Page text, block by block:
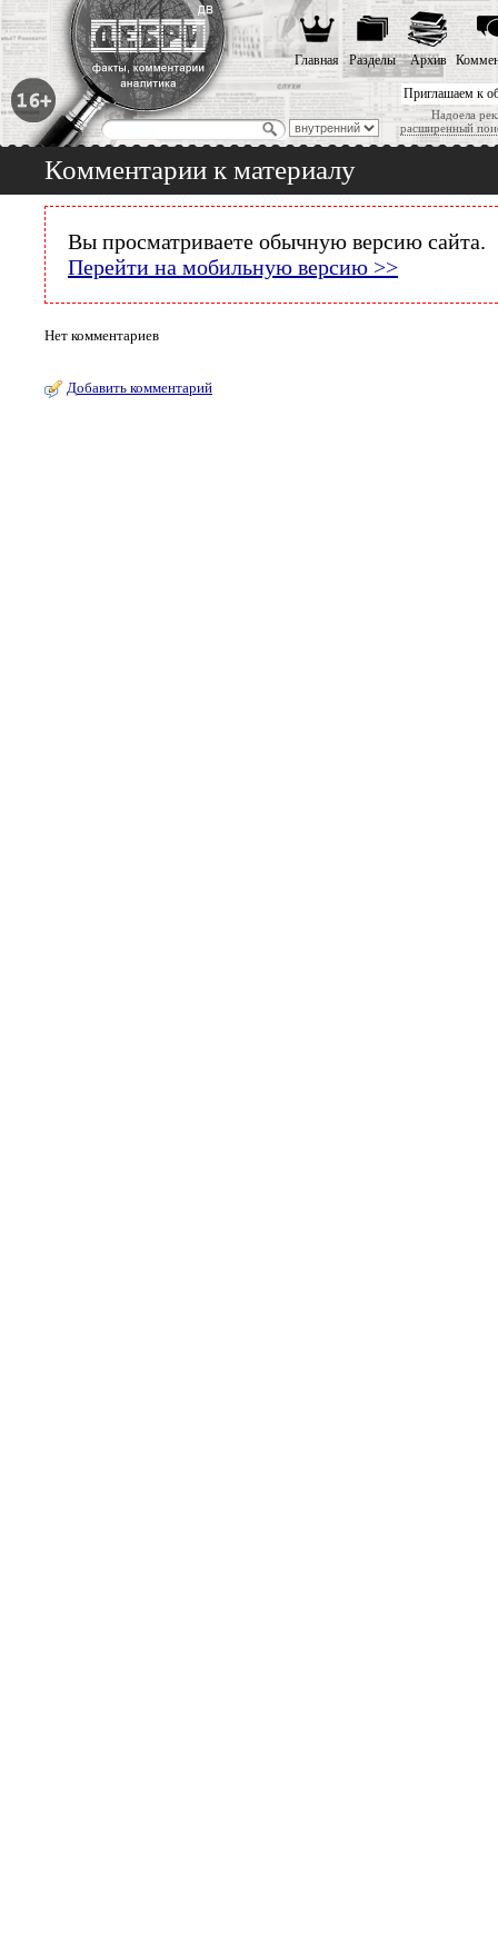
Приглашаем к
Надоела
расширенный
Главная Разделы Архив
Комментарии к материалу
Вы просматриваете обычную версию сайта.
Перейти на мобильную версию >>
Нет комментариев
Добавить комментарий